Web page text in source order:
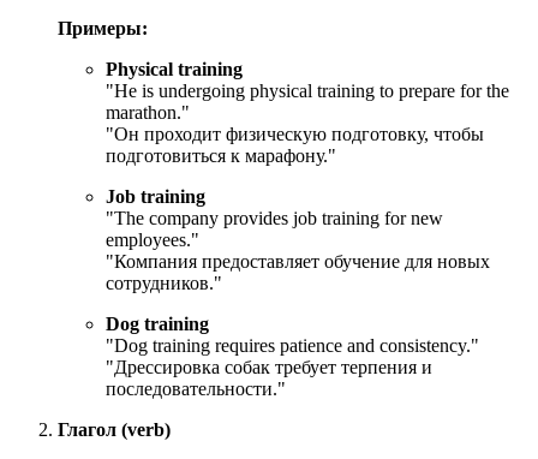
Примеры:
Physical training
"He is undergoing physical training to prepare for the
marathon."
"Он проходит физическую подготовку, чтобы
подготовиться к марафону."
Job training
"The company provides job training for new
employees."
"Компания предоставляет обучение для новых
сотрудников."
Dog training
"Dog training requires patience and consistency."
"Дрессировка собак требует терпения и
последовательности."
Глагол (verb)